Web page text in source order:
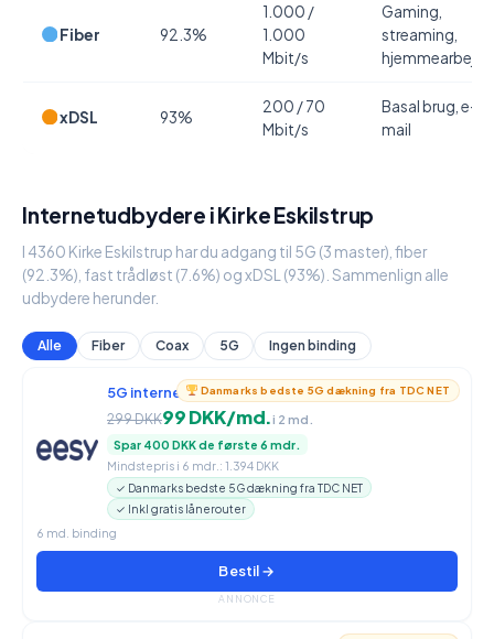
Fiber 92.3%
1.000 /
1.000
Mbit/s
Gaming,
streaming,
hjemmearbejde
xDSL 93%
200 / 70
Mbit/s
Basal brug, e-
mail
Internetudbydere i Kirke Eskilstrup
I 4360 Kirke Eskilstrup har du adgang til 5G (3 master), fiber
(92.3%), fast trådløst (7.6%) og xDSL (93%). Sammenlign alle
udbydere herunder.
Alle Fiber Coax 5G Ingen binding
Danmarks bedste 5G dækning fra TDC NET
5G internet950 / 90 Mbit/s
299 DKK99 DKK/md.i 2 md.
Spar 400 DKK de første 6 mdr.
Mindstepris i 6 mdr.: 1.394 DKK
✓ Danmarks bedste 5G dækning fra TDC NET
✓ Inkl gratis lånerouter
6 md. binding
Bestil →
ANNONCE